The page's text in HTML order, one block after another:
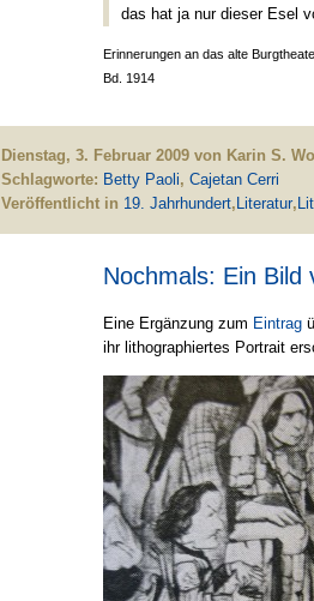
das hat ja nur dieser Esel
Erinnerungen an das alte
Bd. 1914
Dienstag, 3. Februar 2009 von Karin S.
Schlagworte: Betty Paoli, Cajetan Cerri
Veröffentlicht in 19. Jahrhundert, Literatur,
Nochmals: Ein Bild
Eine Ergänzung zum Eintrag
ihr lithographiertes Portrait